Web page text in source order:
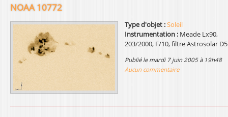
NOAA 10772
Type d'objet :Soleil
Instrumentation : Meade Lx90,
203/2000, F/10, filtre Astrosolar D5
publié le mardi 7 juin 2005 à 19h48
Aucun commentaire